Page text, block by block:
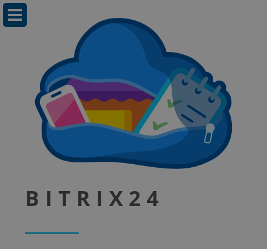
BITRIX24